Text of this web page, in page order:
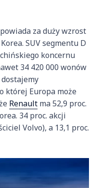
za duży wzrost
SUV segmentu D
koncernu
34 420 000 wonów
dostajemy
której Europa może
Renault ma 52,9 proc.
34 proc. akcji
Volvo), a 13,1 proc.